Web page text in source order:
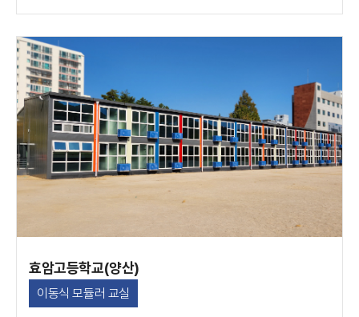
효암고등학교(양산)
이동식 모듈러 교실